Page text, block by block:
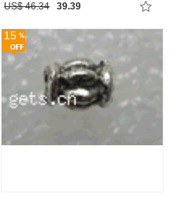
US$ 46.34 39.39
15